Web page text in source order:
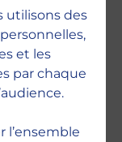
utilisons des
et les
par chaque
l’ensemble